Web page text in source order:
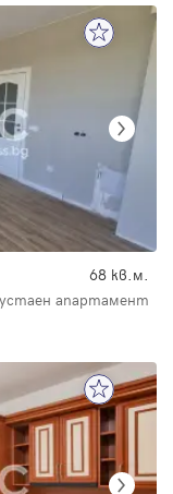
68 кв.м.
апартамент